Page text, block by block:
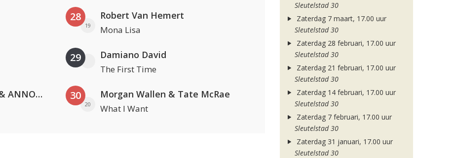
Lustrum U.V.S.V/N.V.V.S.U. & ANNO ONS & Jopke van Dobbenburgh & Roeland Beelen
28
19
Robert Van Hemert
Mona Lisa
29 Damiano David
The First Time
30
20
Morgan Wallen & Tate McRae
What I Want
Sleutelstad 30
Zaterdag 7 maart, 17.00 uur
Sleutelstad 30
Zaterdag 28 februari, 17.00 uur
Sleutelstad 30
Zaterdag 21 februari, 17.00 uur
Sleutelstad 30
Zaterdag 14 februari, 17.00 uur
Sleutelstad 30
Zaterdag 7 februari, 17.00 uur
Sleutelstad 30
Zaterdag 31 januari, 17.00 uur
Sleutelstad 30